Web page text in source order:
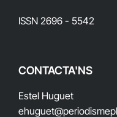
ISSN 2696 - 5542
CONTACTA'NS
Estel Huguet
ehuguet